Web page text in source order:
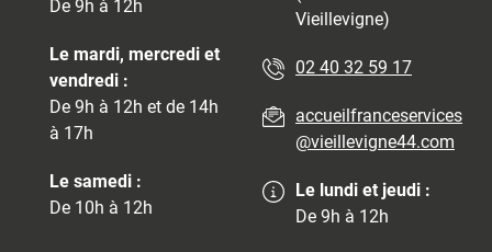
De 9h à 12h
Le mardi, mercredi et
vendredi :
De 9h à 12h et de 14h
à 17h
Le samedi :
De 10h à 12h
Vieillevigne)
02 40 32 59 17
accueilfranceservices
@vieillevigne44.com
Le lundi et jeudi :
De 9h à 12h